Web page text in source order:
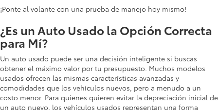
¡Ponte al volante con una prueba de manejo hoy mismo!
¿Es un Auto Usado la Opción Correcta
para Mí?
Un auto usado puede ser una decisión inteligente si buscas
obtener el máximo valor por tu presupuesto. Muchos modelos
usados ofrecen las mismas características avanzadas y
comodidades que los vehículos nuevos, pero a menudo a un
costo menor. Para quienes quieren evitar la depreciación inicial de
un auto nuevo, los vehículos usados representan una forma